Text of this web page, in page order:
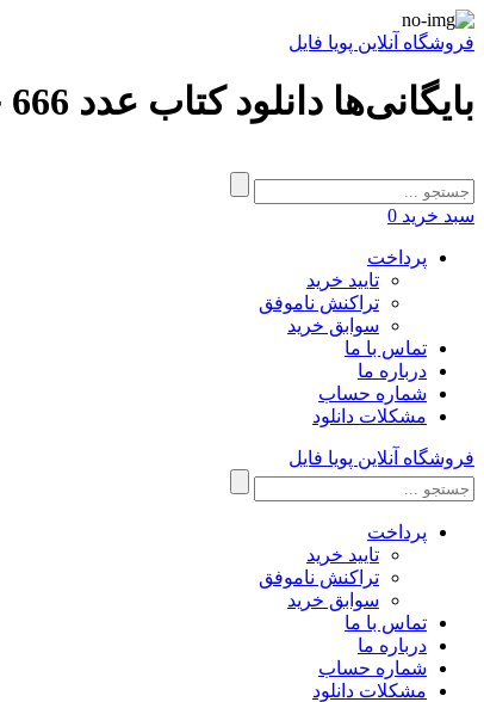
فروشگاه آنلاین پویا فایل
بایگانی‌ها دانلود کتاب عدد 666 چیست - فروشگاه آنلاین پویا فایل
سبد خرید 0
پرداخت
تایید خرید
تراکنش ناموفق
سوابق خرید
تماس با ما
درباره ما
شماره حساب
مشکلات دانلود
فروشگاه آنلاین پویا فایل
پرداخت
تایید خرید
تراکنش ناموفق
سوابق خرید
تماس با ما
درباره ما
شماره حساب
مشکلات دانلود